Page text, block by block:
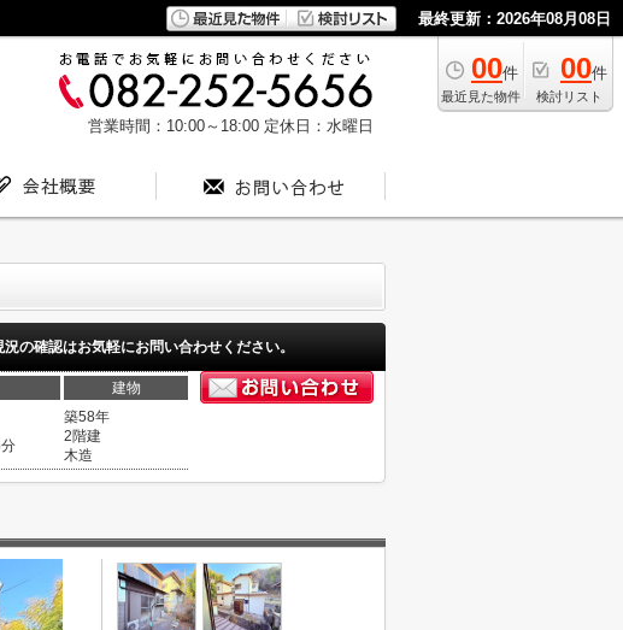
最終更新：2026年08月08日
00件
最近見た物件
00件
検討リスト
営業時間：10:00～18:00 定休日：水曜日
況の確認はお気軽にお問い合わせください。
建物
築58年
2階建
木造